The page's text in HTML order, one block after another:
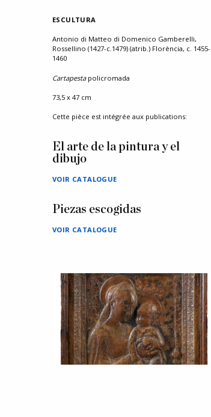
ESCULTURA
Antonio di Matteo di Domenico Gamberelli,
Rossellino (1427-c.1479) (atrib.) Florència, c. 1455-
1460
Cartapestapolicromada
73,5 x 47 cm
Cette pièce est intégrée aux publications:
El arte de la pintura y el
dibujo
VOIR CATALOGUE
Piezas escogidas
VOIR CATALOGUE